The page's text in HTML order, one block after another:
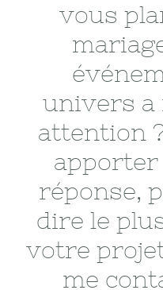
vous
univers a
attention
apporter
réponse,
dire le
votre
me